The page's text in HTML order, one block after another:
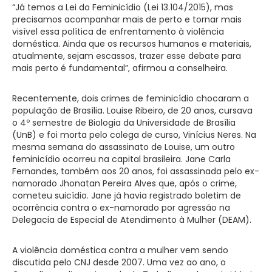
“Já temos a Lei do Feminicídio (Lei 13.104/2015), mas
precisamos acompanhar mais de perto e tornar mais
visível essa política de enfrentamento à violência
doméstica. Ainda que os recursos humanos e materiais,
atualmente, sejam escassos, trazer esse debate para
mais perto é fundamental”, afirmou a conselheira.
Recentemente, dois crimes de feminicídio chocaram a
população de Brasília. Louise Ribeiro, de 20 anos, cursava
o 4º semestre de Biologia da Universidade de Brasília
(UnB) e foi morta pelo colega de curso, Vinícius Neres. Na
mesma semana do assassinato de Louise, um outro
feminicídio ocorreu na capital brasileira. Jane Carla
Fernandes, também aos 20 anos, foi assassinada pelo ex-
namorado Jhonatan Pereira Alves que, após o crime,
cometeu suicídio. Jane já havia registrado boletim de
ocorrência contra o ex-namorado por agressão na
Delegacia de Especial de Atendimento à Mulher (DEAM).
A violência doméstica contra a mulher vem sendo
discutida pelo CNJ desde 2007. Uma vez ao ano, o